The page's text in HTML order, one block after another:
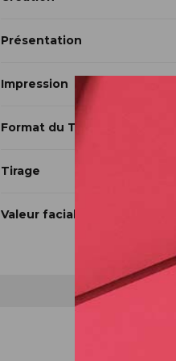
Présentation
Impression
Format du Timbre
Tirage
Valeur faciale